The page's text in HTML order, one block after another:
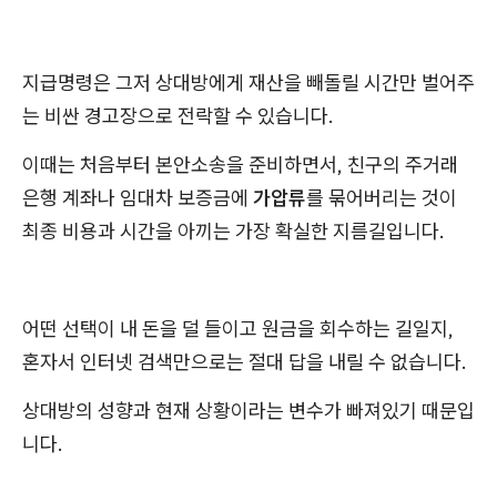
지급명령은 그저 상대방에게 재산을 빼돌릴 시간만 벌어주
는 비싼 경고장으로 전락할 수 있습니다.
이때는 처음부터 본안소송을 준비하면서, 친구의 주거래
은행 계좌나 임대차 보증금에 가압류를 묶어버리는 것이
최종 비용과 시간을 아끼는 가장 확실한 지름길입니다.
어떤 선택이 내 돈을 덜 들이고 원금을 회수하는 길일지,
혼자서 인터넷 검색만으로는 절대 답을 내릴 수 없습니다.
상대방의 성향과 현재 상황이라는 변수가 빠져있기 때문입
니다.